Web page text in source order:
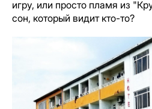
игру, или просто пламя из
сон, который видит кто-то?